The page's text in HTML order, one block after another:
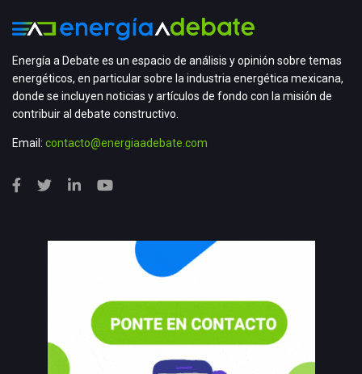
Energía a Debate es un espacio de análisis y opinión sobre temas
energéticos, en particular sobre la industria energética mexicana,
donde se incluyen noticias y artículos de fondo con la misión de
contribuir al debate constructivo.
Email: contacto@energiaadebate.com